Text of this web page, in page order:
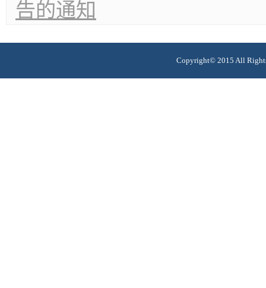
告的通知
Copyright© 2015 All